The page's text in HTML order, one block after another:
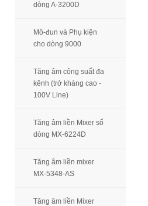
dòng A-3200D
Mô-đun và Phụ kiện
cho dòng 9000
Tăng âm công suất đa
kênh (trở kháng cao -
100V Line)
Tăng âm liền Mixer số
dòng MX-6224D
Tăng âm liền mixer
MX-5348-AS
Tăng âm liền Mixer